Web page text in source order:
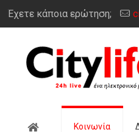
Έχετε κάποια ερώτηση;
Αρχική Κοινωνία